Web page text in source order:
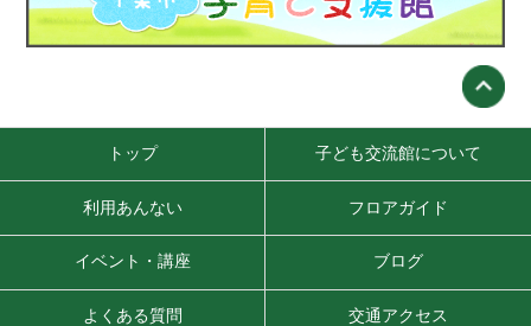
トップ 子ども交流館について
利用あんない フロアガイド
イベント・講座 ブログ
よくある質問 交通アクセス